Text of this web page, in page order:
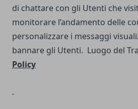
di chattare con gli Utenti che
monitorare l’andamento delle
personalizzare i messaggi
bannare gli Utenti. Luogo del
Policy